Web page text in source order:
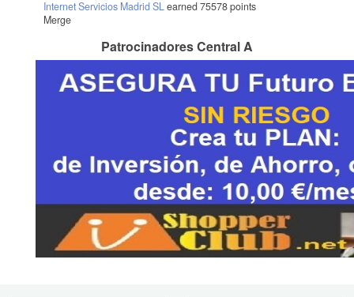
Internet Servicios Madrid SL earned 75578 points
Merge
Patrocinadores Central A